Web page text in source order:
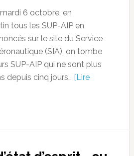
6 octobre, en
tous les SUP-AIP en
sur le site du Service
(SIA), on tombe
SUP-AIP qui ne sont plus
depuis cinq jours… [Lire